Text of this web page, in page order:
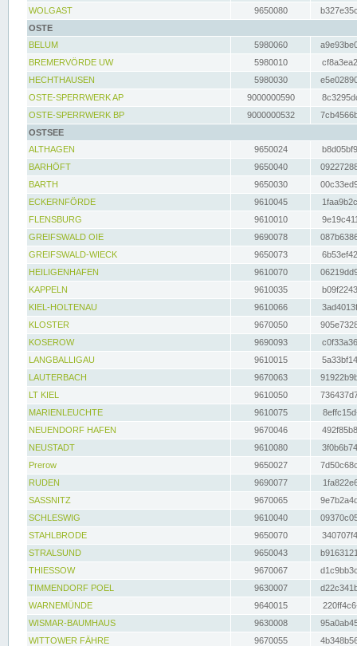
WOLGAST
9650080
OSTE
BELUM
5980060
BREMERVÖRDE UW
5980010
HECHTHAUSEN
5980030
OSTE-SPERRWERK AP
9000000590
OSTE-SPERRWERK BP
9000000532
OSTSEE
ALTHAGEN
9650024
BARHÖFT
9650040
BARTH
9650030
ECKERNFÖRDE
9610045
FLENSBURG
9610010
GREIFSWALD OIE
9690078
GREIFSWALD-WIECK
9650073
HEILIGENHAFEN
9610070
KAPPELN
9610035
KIEL-HOLTENAU
9610066
KLOSTER
9670050
KOSEROW
9690093
LANGBALLIGAU
9610015
LAUTERBACH
9670063
LT KIEL
9610050
MARIENLEUCHTE
9610075
NEUENDORF HAFEN
9670046
NEUSTADT
9610080
Prerow
9650027
RUDEN
9690077
SASSNITZ
9670065
SCHLESWIG
9610040
STAHLBRODE
9650070
STRALSUND
9650043
THIESSOW
9670067
TIMMENDORF POEL
9630007
WARNEMÜNDE
9640015
WISMAR-BAUMHAUS
9630008
WITTOWER FÄHRE
9670055